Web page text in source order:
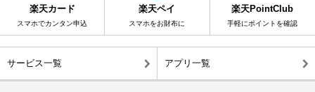
楽天カード
スマホでカンタン申込
楽天ペイ
スマホをお財布に
楽天PointClub
手軽にポイントを確認
サービス一覧 アプリ一覧